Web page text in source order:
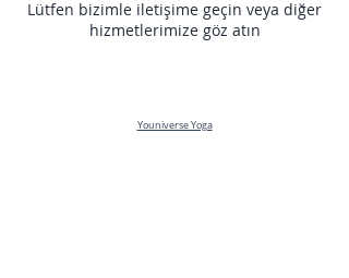
Lütfen bizimle iletişime geçin veya diğer
hizmetlerimize göz atın
Youniverse Yoga